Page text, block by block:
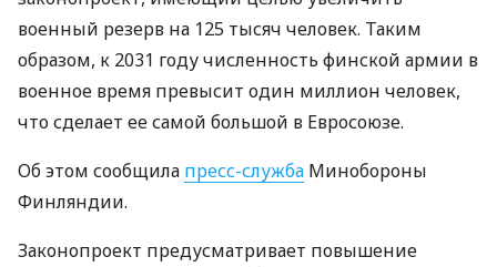
военный резерв на 125 тысяч человек. Таким
образом, к 2031 году численность финской армии в
военное время превысит один миллион человек,
что сделает ее самой большой в Евросоюзе.
Об этом сообщила пресс-служба Минобороны
Финляндии.
Законопроект предусматривает повышение